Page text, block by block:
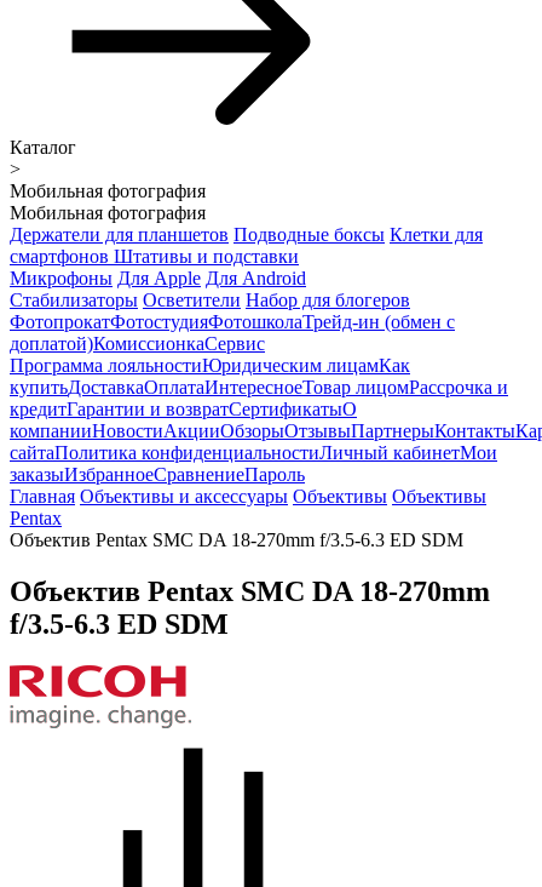
Каталог
>
Мобильная фотография
Мобильная фотография
Держатели для планшетов Подводные боксы Клетки для
смартфонов Штативы и подставки
Микрофоны Для Apple Для Android
Стабилизаторы Осветители Набор для блогеров
ФотопрокатФотостудияФотошколаТрейд-ин (обмен с
доплатой)КомиссионкаСервис
Программа лояльностиЮридическим лицамКак
купитьДоставкаОплатаИнтересноеТовар лицомРассрочка и
кредитГарантии и возвратСертификатыО
компанииНовостиАкцииОбзорыОтзывыПартнерыКонтакты
сайтаПолитика конфиденциальностиЛичный кабинетМои
заказыИзбранноеСравнениеПароль
Главная Объективы и аксессуары Объективы Объективы
Pentax
Объектив Pentax SMC DA 18-270mm f/3.5-6.3 ED SDM
Объектив Pentax SMC DA 18-270mm
f/3.5-6.3 ED SDM